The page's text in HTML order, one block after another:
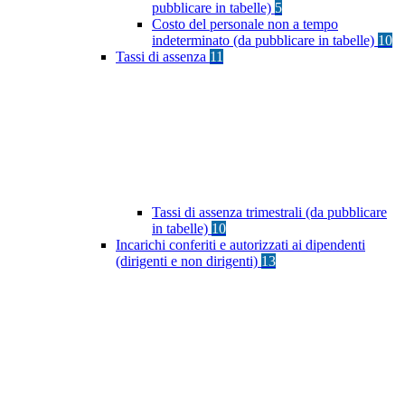
pubblicare in tabelle) 5
Costo del personale non a tempo
indeterminato (da pubblicare in tabelle) 10
Tassi di assenza 11
Tassi di assenza trimestrali (da pubblicare
in tabelle) 10
Incarichi conferiti e autorizzati ai dipendenti
(dirigenti e non dirigenti) 13